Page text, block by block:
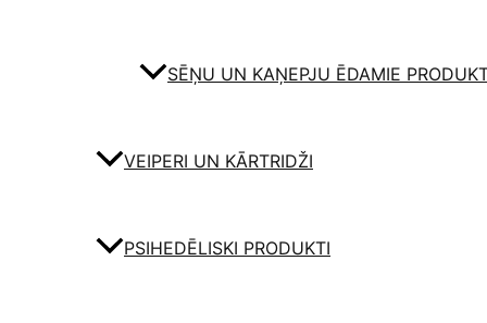
SĒŅU UN KAŅEPJU ĒDAMIE
VEIPERI UN KĀRTRIDŽI
PSIHEDĒLISKI PRODUKTI